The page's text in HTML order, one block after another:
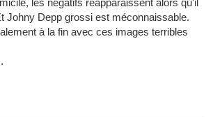
les négatifs réapparaissent alors qu'il
Johny Depp grossi est méconnaissable.
à la fin avec ces images terribles